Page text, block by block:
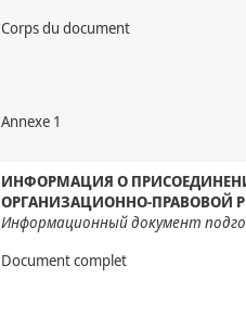
Corps du document
Annexe 1
ИНФОРМАЦИЯ О
ОРГАНИЗАЦИОННО-ПРАВОВОЙ
Информационный документ
Document complet